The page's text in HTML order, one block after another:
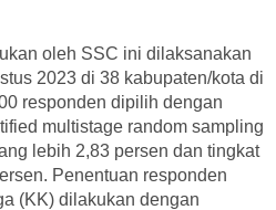
oleh SSC ini dilaksanakan
2023 di 38 kabupaten/kota di
responden dipilih dengan
multistage random sampling
lebih 2,83 persen dan tingkat
Penentuan responden
(KK) dilakukan dengan